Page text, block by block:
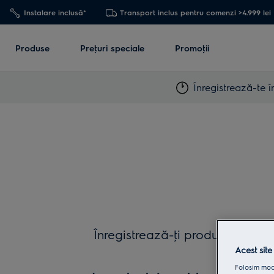
Instalare inclusă* Transport inclus pentru comenzi >4.999 lei
Produse Preţuri speciale Promoţii
Înregistrează-te
Înregistrează-ţi produsele în
simpli
Acest
Folosim